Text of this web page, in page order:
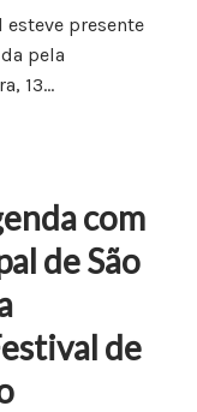
esteve presente
pela
13…
com
de São
de